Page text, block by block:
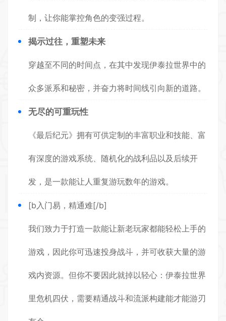
制，让你能掌控角色的变强过程。
揭示过往，重塑未来
穿越至不同的时间点，在其中发现伊泰拉世界中的
众多派系和秘密，并奋力将时间线引向新的道路。
无尽的可重玩性
《最后纪元》拥有可供定制的丰富职业和技能、富
有深度的游戏系统、随机化的战利品以及后续开
发，是一款能让人重复游玩数年的游戏。
[b入门易，精通难[/b]
我们致力于打造一款能让新老玩家都能轻松上手的
游戏，因此你可迅速投身战斗，并可收获大量的游
戏内资源。但你不要因此就掉以轻心：伊泰拉世界
里危机四伏，需要精通战斗和流派构建能才能游刃